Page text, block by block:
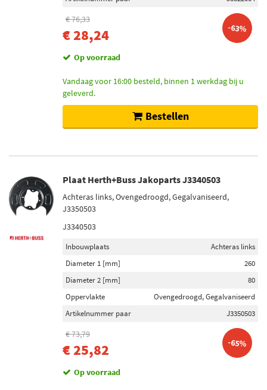
€ 76,33
€ 28,24 -63%
Op voorraad
Vandaag voor 16:00 besteld, binnen 1 werkdag bij u
geleverd.
Bestellen
Plaat Herth+Buss Jakoparts J3340503
Achteras links, Ovengedroogd, Gegalvaniseerd,
J3350503
J3340503
Inbouwplaats
Achteras links
Diameter 1 [mm]
260
Diameter 2 [mm]
80
Oppervlakte
Ovengedroogd, Gegalvaniseerd
Artikelnummer paar
J3350503
€ 73,79
€ 25,82 -65%
Op voorraad